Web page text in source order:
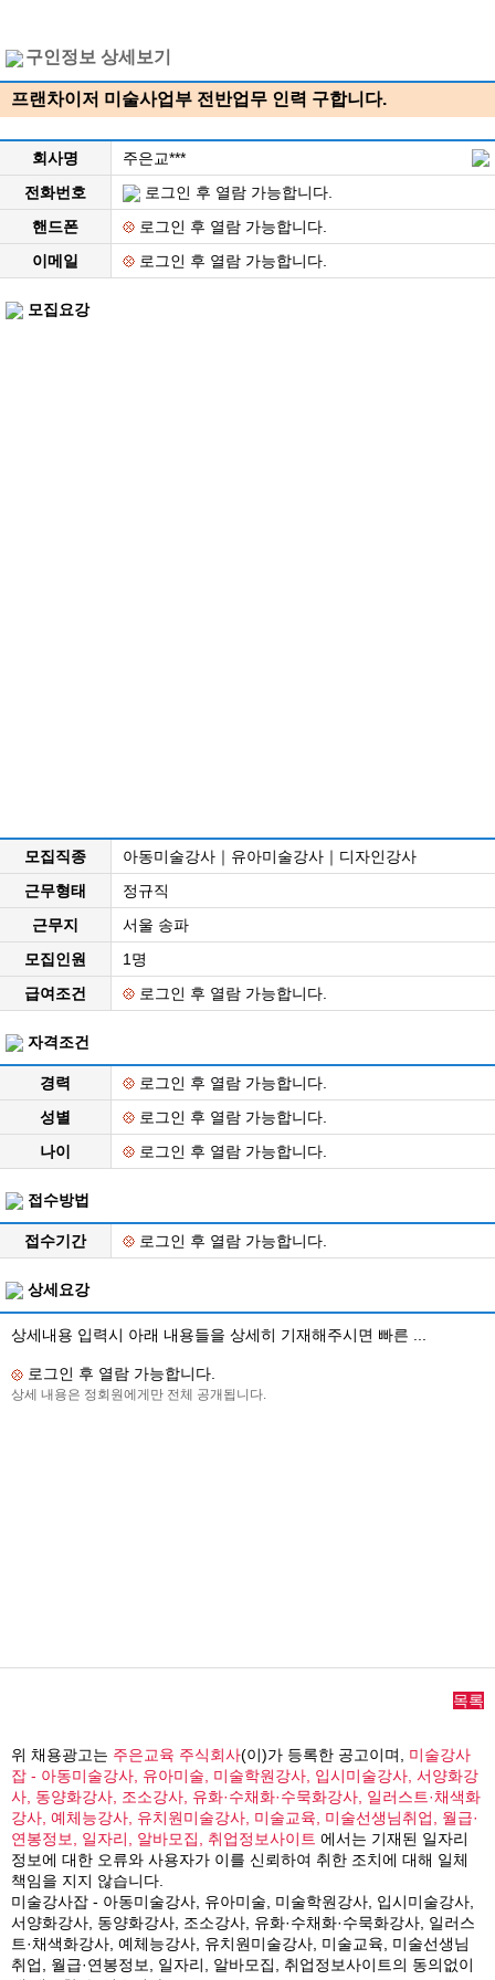
구인정보 상세보기
프랜차이저 미술사업부 전반업무 인력 구합니다.
회사명
주은교***
전화번호
로그인 후 열람 가능합니다.
핸드폰
로그인 후 열람 가능합니다.
이메일
로그인 후 열람 가능합니다.
모집요강
모집직종
아동미술강사｜유아미술강사｜디자인강사
근무형태
정규직
근무지
서울 송파
모집인원
1명
급여조건
로그인 후 열람 가능합니다.
자격조건
경력
로그인 후 열람 가능합니다.
성별
로그인 후 열람 가능합니다.
나이
로그인 후 열람 가능합니다.
접수방법
접수기간 로그인 후 열람 가능합니다.
상세요강
상세내용 입력시 아래 내용들을 상세히 기재해주시면 빠른 ...
로그인 후 열람 가능합니다.
상세 내용은 정회원에게만 전체 공개됩니다.
목록
위 채용광고는 주은교육 주식회사(이)가 등록한 공고이며, 미술강사
잡 - 아동미술강사, 유아미술, 미술학원강사, 입시미술강사, 서양화강
사, 동양화강사, 조소강사, 유화·수채화·수묵화강사, 일러스트·채색화
강사, 예체능강사, 유치원미술강사, 미술교육, 미술선생님취업, 월급·
연봉정보, 일자리, 알바모집, 취업정보사이트 에서는 기재된 일자리
정보에 대한 오류와 사용자가 이를 신뢰하여 취한 조치에 대해 일체
책임을 지지 않습니다.
미술강사잡 - 아동미술강사, 유아미술, 미술학원강사, 입시미술강사,
서양화강사, 동양화강사, 조소강사, 유화·수채화·수묵화강사, 일러스
트·채색화강사, 예체능강사, 유치원미술강사, 미술교육, 미술선생님
취업, 월급·연봉정보, 일자리, 알바모집, 취업정보사이트의 동의없이